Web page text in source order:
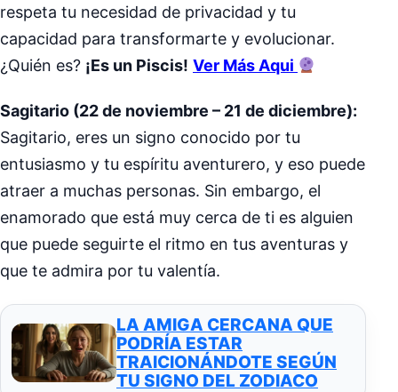
respeta tu necesidad de privacidad y tu
capacidad para transformarte y evolucionar.
¿Quién es? ¡Es un Piscis! Ver Más Aqui
Sagitario (22 de noviembre – 21 de diciembre):
Sagitario, eres un signo conocido por tu
entusiasmo y tu espíritu aventurero, y eso puede
atraer a muchas personas. Sin embargo, el
enamorado que está muy cerca de ti es alguien
que puede seguirte el ritmo en tus aventuras y
que te admira por tu valentía.
LA AMIGA CERCANA QUE
PODRÍA ESTAR
TRAICIONÁNDOTE SEGÚN
TU SIGNO DEL ZODIACO